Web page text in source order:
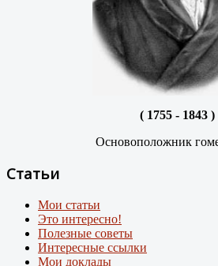
( 1755 - 1843 )
Основоположник
Статьи
Мои статьи
Это интересно!
Полезные советы
Интересные ссылки
Мои доклады